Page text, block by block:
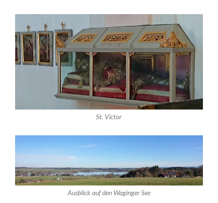
St. Victor
Ausblick auf den Waginger See